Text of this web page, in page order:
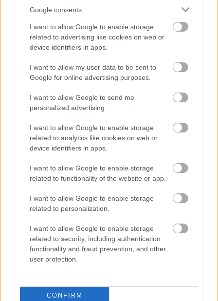
Google consents
I want to allow Google to enable storage
related to advertising like cookies on web or
device identifiers in apps.
I want to allow my user data to be sent to
Google for online advertising purposes.
I want to allow Google to send me
personalized advertising.
I want to allow Google to enable storage
related to analytics like cookies on web or
device identifiers in apps.
I want to allow Google to enable storage
related to functionality of the website or app.
I want to allow Google to enable storage
related to personalization.
I want to allow Google to enable storage
related to security, including authentication
functionality and fraud prevention, and other
user protection.
CONFIRM
vai vari pārspēt
deviņgadnieku
matemātikā?
“Meitaļoti kliedza, visur
bija asinis!” Sveša
uzbrūk deviņgadīgai
meitenei
Cik var? Dīzeļdegviela
Atcelt Ziņot